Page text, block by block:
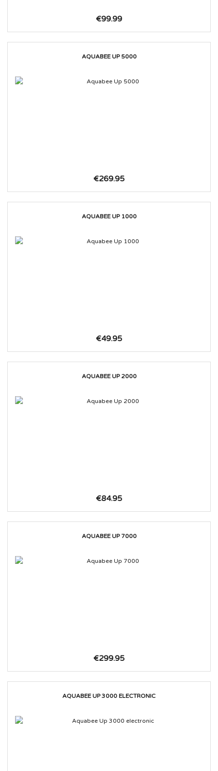
€99.99
AQUABEE UP 5000
€269.95
AQUABEE UP 1000
€49.95
AQUABEE UP 2000
€84.95
AQUABEE UP 7000
€299.95
AQUABEE UP 3000 ELECTRONIC